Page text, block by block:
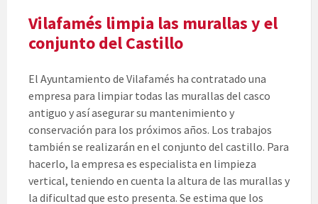
Vilafamés limpia las murallas y el
conjunto del Castillo
El Ayuntamiento de Vilafamés ha contratado una
empresa para limpiar todas las murallas del casco
antiguo y así asegurar su mantenimiento y
conservación para los próximos años. Los trabajos
también se realizarán en el conjunto del castillo. Para
hacerlo, la empresa es especialista en limpieza
vertical, teniendo en cuenta la altura de las murallas y
la dificultad que esto presenta. Se estima que los